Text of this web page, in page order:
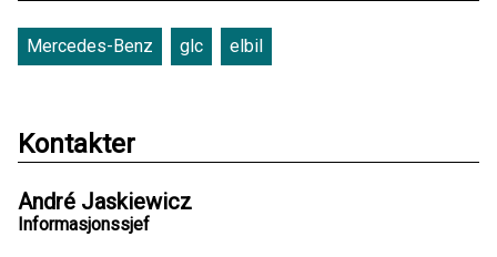
Mercedes-Benz glc elbil
Kontakter
André Jaskiewicz
Informasjonssjef